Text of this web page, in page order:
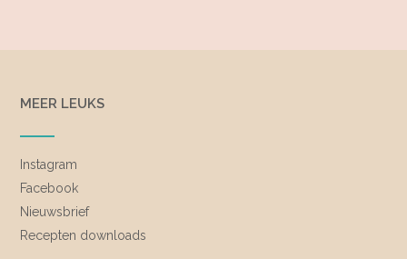
MEER LEUKS
Instagram
Facebook
Nieuwsbrief
Recepten downloads